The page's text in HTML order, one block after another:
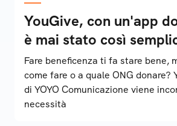
YouGive, con un'app
è mai stato così
Fare beneficenza ti fa stare bene,
come fare o a quale ONG donare?
di YOYO Comunicazione viene
necessità